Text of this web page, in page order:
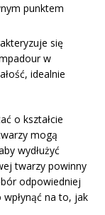
punktem
się
w
idealnie
o kształcie
mogą
wydłużyć
twarzy powinny
odpowiedniej
na to, jak